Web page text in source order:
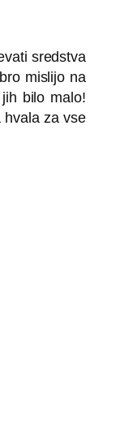
sredstva
mislijo na
bilo malo!
hvala za vse